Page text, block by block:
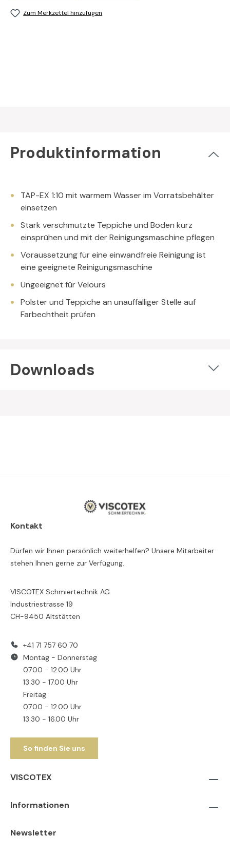
Zum Merkzettel hinzufügen
Produktinformation
TAP-EX 1:10 mit warmem Wasser im Vorratsbehälter
einsetzen
Stark verschmutzte Teppiche und Böden kurz
einsprühen und mit der Reinigungsmaschine pflegen
Voraussetzung für eine einwandfreie Reinigung ist
eine geeignete Reinigungsmaschine
Ungeeignet für Velours
Polster und Teppiche an unauffälliger Stelle auf
Farbechtheit prüfen
Downloads
Kontakt
Dürfen wir Ihnen persönlich weiterhelfen? Unsere Mitarbeiter
stehen Ihnen gerne zur Verfügung.
VISCOTEX Schmiertechnik AG
Industriestrasse 19
CH-9450 Altstätten
+41 71 757 60 70
Montag - Donnerstag
07.00 - 12.00 Uhr
13.30 - 17.00 Uhr
Freitag
07.00 - 12.00 Uhr
13.30 - 16.00 Uhr
So finden Sie uns
VISCOTEX
Informationen
Newsletter